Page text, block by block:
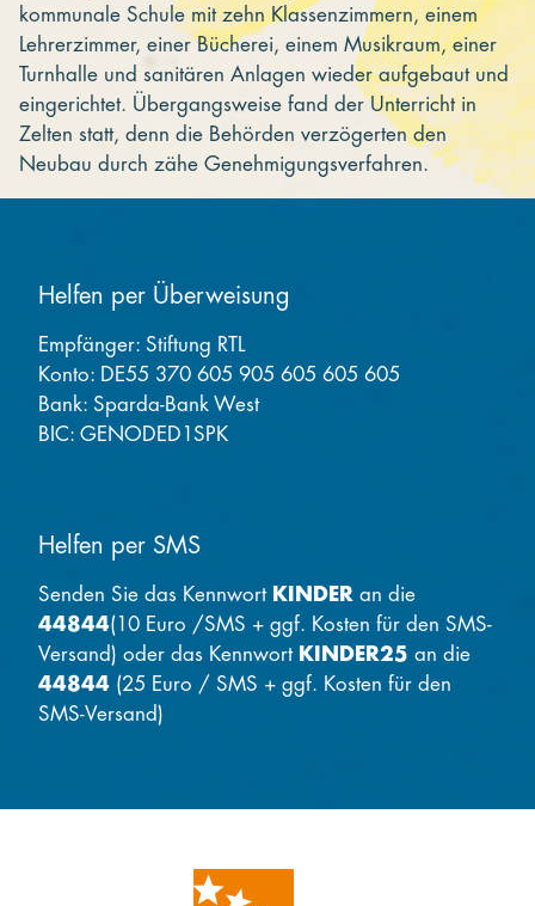
kommunale Schule mit zehn Klassenzimmern, einem
Lehrerzimmer, einer Bücherei, einem Musikraum, einer
Turnhalle und sanitären Anlagen wieder aufgebaut und
eingerichtet. Übergangsweise fand der Unterricht in
Zelten statt, denn die Behörden verzögerten den
Neubau durch zähe Genehmigungsverfahren.
Helfen per Überweisung
Empfänger: Stiftung RTL
Konto: DE55 370 605 905 605 605 605
Bank: Sparda-Bank West
BIC: GENODED1SPK
Helfen per SMS
Senden Sie das Kennwort KINDER an die
44844(10 Euro /SMS + ggf. Kosten für den SMS-
Versand) oder das Kennwort KINDER25 an die
44844 (25 Euro / SMS + ggf. Kosten für den
SMS-Versand)